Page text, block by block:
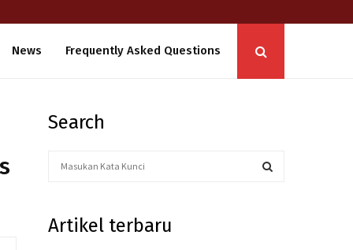
News Frequently Asked Questions
Search
c
Artikel terbaru